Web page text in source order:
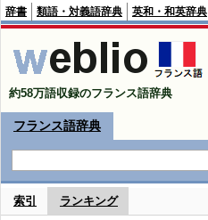
辞書 類語・対義語辞典 英和・和英辞典
約58万語収録のフランス語辞典
フランス語辞典
索引 ランキング